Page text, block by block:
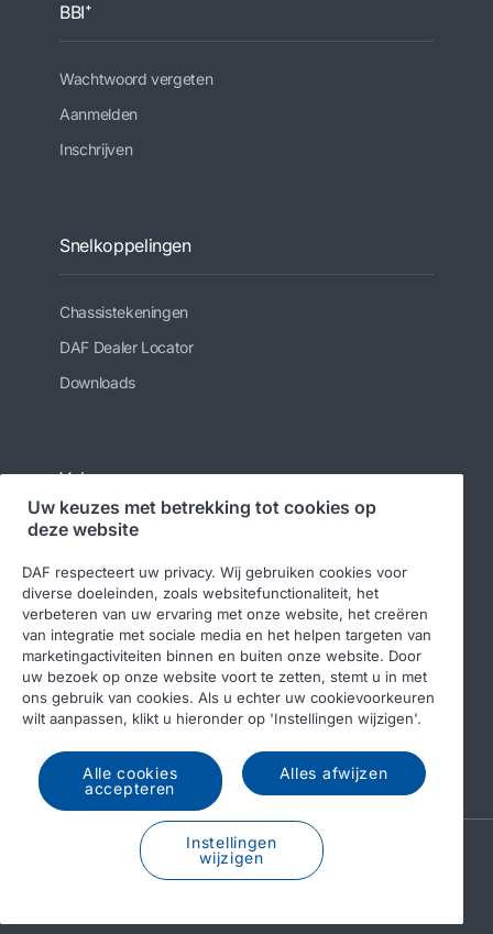
BBI⁺
Wachtwoord vergeten
Aanmelden
Inschrijven
Snelkoppelingen
Chassistekeningen
DAF Dealer Locator
Downloads
Volg ons
© 2026 DAF
Juridische kennisgeving
Privacyverklaring
Algemene voorwaarden
DAF en cookies
Gedragscode
A PACCAR COMPANY
DRIVEN BY QUALITY
Uw keuzes met betrekking tot cookies op
deze website
DAF respecteert uw privacy. Wij gebruiken cookies voor
diverse doeleinden, zoals websitefunctionaliteit, het
verbeteren van uw ervaring met onze website, het creëren
van integratie met sociale media en het helpen targeten van
marketingactiviteiten binnen en buiten onze website. Door
uw bezoek op onze website voort te zetten, stemt u in met
ons gebruik van cookies. Als u echter uw cookievoorkeuren
wilt aanpassen, klikt u hieronder op 'Instellingen wijzigen'.
Alle cookies
accepteren
Alles afwijzen
Instellingen
wijzigen